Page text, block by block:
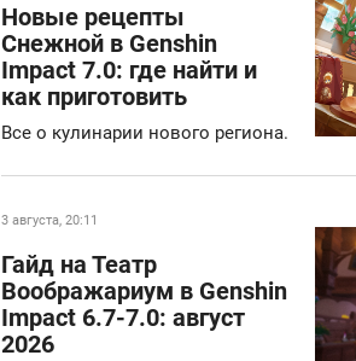
Новые рецепты
Снежной в Genshin
Impact 7.0: где найти и
как приготовить
Все о кулинарии нового региона.
3 августа, 20:11
Гайд на Театр
Воображариум в Genshin
Impact 6.7-7.0: август
2026